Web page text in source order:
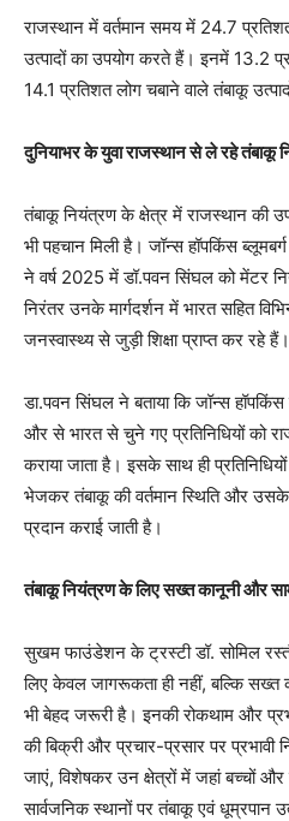
राजस्थान में वर्तमान समय में 24.7
उत्पादों का उपयोग करते हैं। इनमें 13.2
14.1 प्रतिशत लोग चबाने वाले तंबाकू
दुनियाभर के युवा राजस्थान से ले रहे तंबाकू
तंबाकू नियंत्रण के क्षेत्र में राजस्थान की
भी पहचान मिली है। जॉन्स हॉपकिंस
ने वर्ष 2025 में डॉ.पवन सिंघल को मेंटर
निरंतर उनके मार्गदर्शन में भारत सहित
जनस्वास्थ्य से जुड़ी शिक्षा प्राप्त कर रहे हैं।
डा.पवन सिंघल ने बताया कि जॉन्स
और से भारत से चुने गए प्रतिनिधियों को
कराया जाता है। इसके साथ ही
भेजकर तंबाकू की वर्तमान स्थिति और उसके
प्रदान कराई जाती है।
तंबाकू नियंत्रण के लिए सख्त कानूनी और
सुखम फाउंडेशन के ट्रस्टी डॉ. सोमिल
लिए केवल जागरूकता ही नहीं, बल्कि सख्त
भी बेहद जरूरी है। इनकी रोकथाम और
की बिक्री और प्रचार-प्रसार पर
जाएं, विशेषकर उन क्षेत्रों में जहां बच्चों
सार्वजनिक स्थानों पर तंबाकू एवं